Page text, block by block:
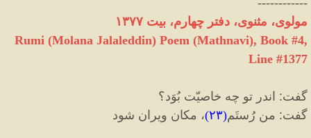
------------
مولوی، مثنوی، دفتر چهارم، بیت ۱۳۷۷
Rumi (Molana Jalaleddin) Poem (Mathnavi), Book #4,
Line #1377
گفت: اندر تو چه خاصیّت بُوَد؟
گفت: من رُستَم(۲۳)، مکان ویران شود